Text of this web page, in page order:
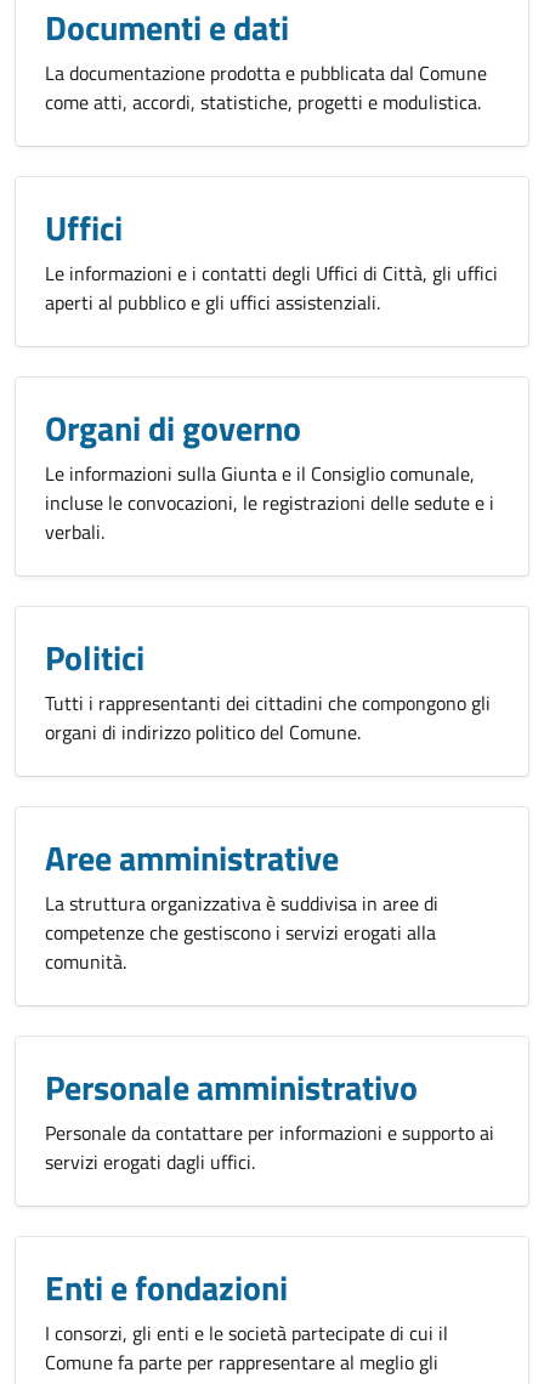
Documenti e dati
La documentazione prodotta e pubblicata dal Comune
come atti, accordi, statistiche, progetti e modulistica.
Uffici
Le informazioni e i contatti degli Uffici di Città, gli uffici
aperti al pubblico e gli uffici assistenziali.
Organi di governo
Le informazioni sulla Giunta e il Consiglio comunale,
incluse le convocazioni, le registrazioni delle sedute e i
verbali.
Politici
Tutti i rappresentanti dei cittadini che compongono gli
organi di indirizzo politico del Comune.
Aree amministrative
La struttura organizzativa è suddivisa in aree di
competenze che gestiscono i servizi erogati alla
comunità.
Personale amministrativo
Personale da contattare per informazioni e supporto ai
servizi erogati dagli uffici.
Enti e fondazioni
I consorzi, gli enti e le società partecipate di cui il
Comune fa parte per rappresentare al meglio gli